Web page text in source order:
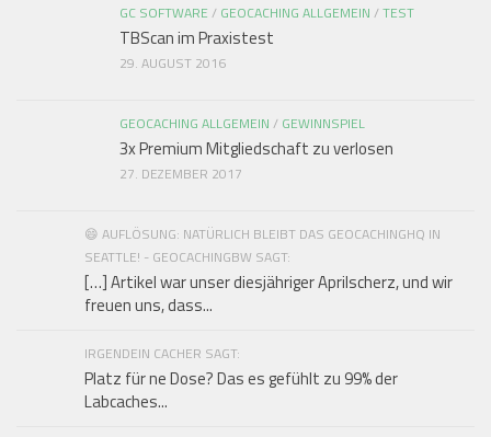
GC SOFTWARE / GEOCACHING ALLGEMEIN /TEST
TBScan im Praxistest
29. AUGUST 2016
GEOCACHING ALLGEMEIN / GEWINNSPIEL
3x Premium Mitgliedschaft zu verlosen
27. DEZEMBER 2017
😄 AUFLÖSUNG: NATÜRLICH BLEIBT DAS GEOCACHINGHQ IN
SEATTLE! - GEOCACHINGBW SAGT:
[…] Artikel war unser diesjähriger Aprilscherz, und wir
freuen uns, dass...
IRGENDEIN CACHER SAGT:
Platz für ne Dose? Das es gefühlt zu 99% der
Labcaches...